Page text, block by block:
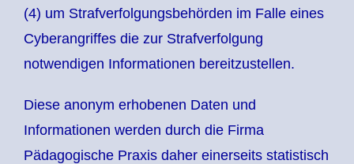
(4) um Strafverfolgungsbehörden im Falle eines
Cyberangriffes die zur Strafverfolgung
notwendigen Informationen bereitzustellen.
Diese anonym erhobenen Daten und
Informationen werden durch die Firma
Pädagogische Praxis daher einerseits statistisch